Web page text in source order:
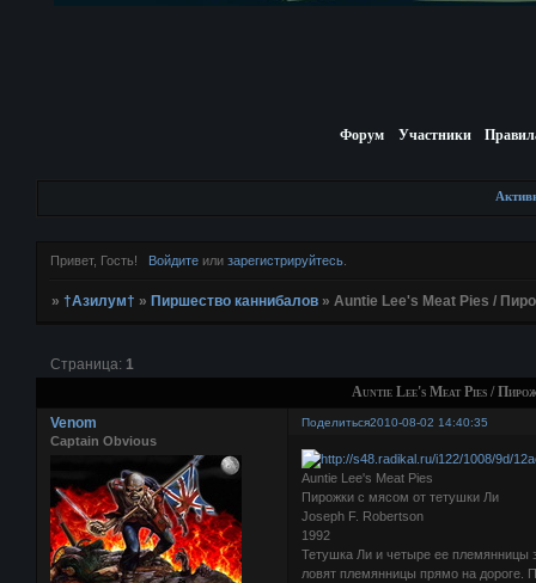
Форум Участники
Привет, Гость! Войдитеили зарегистрируйтесь.
»†Азилум† »Пиршество каннибалов »Auntie Lee's Meat Pies /
Auntie Lee's Meat Pies /
Страница: 1
Поделиться2010-08-02 14:40:35
Venom
Captain Obvious
Auntie Lee's Meat Pies
Пирожки с мясом от тетушки Ли
Joseph F. Robertson
1992
Тетушка Ли и четыре ее племянницы
ловят племянницы прямо на дороге.